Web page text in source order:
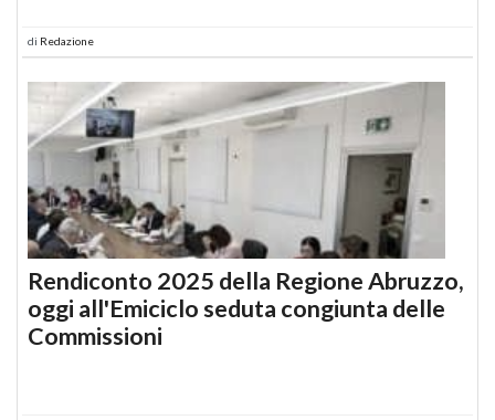
di Redazione
Rendiconto 2025 della Regione Abruzzo,
oggi all'Emiciclo seduta congiunta delle
Commissioni